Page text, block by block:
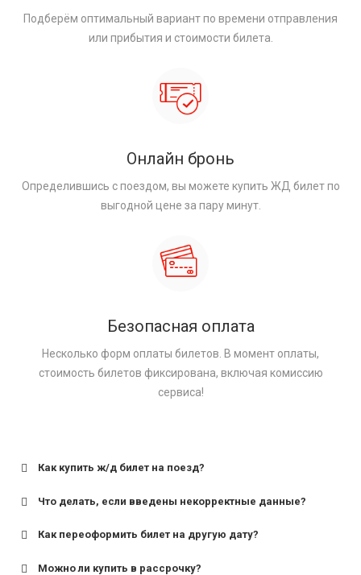
Подберём оптимальный вариант по времени отправления
или прибытия и стоимости билета.
Онлайн бронь
Определившись с поездом, вы можете купить ЖД билет по
выгодной цене за пару минут.
Безопасная оплата
Несколько форм оплаты билетов. В момент оплаты,
стоимость билетов фиксирована, включая комиссию
сервиса!
Как купить ж/д билет на поезд?
Что делать, если введены некорректные данные?
Как переоформить билет на другую дату?
Можно ли купить в рассрочку?